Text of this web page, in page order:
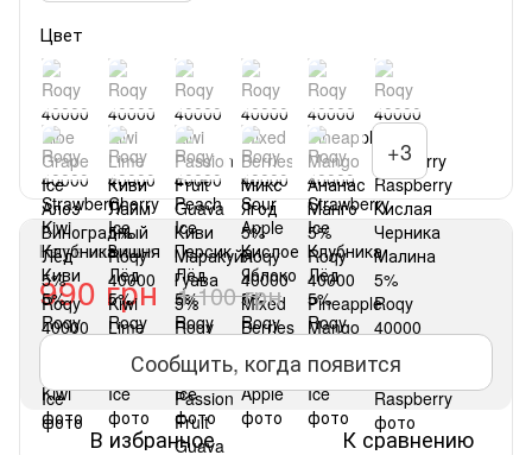
Цвет
+3
Нет в наличии
990 грн 1 100 грн
Сообщить, когда появится
В избранное К сравнению